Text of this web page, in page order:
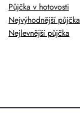
Půjčka v hotovosti
Nejvýhodnější půjčka
Nejlevnější půjčka